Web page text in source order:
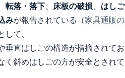
転落・落下 床板の破損
はし
みが報告されている（家具通販
て、
垂直はしごの構造が指摘されて
く斜めはしごの方が安全とされ